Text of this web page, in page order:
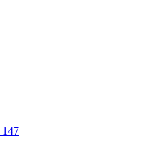
147